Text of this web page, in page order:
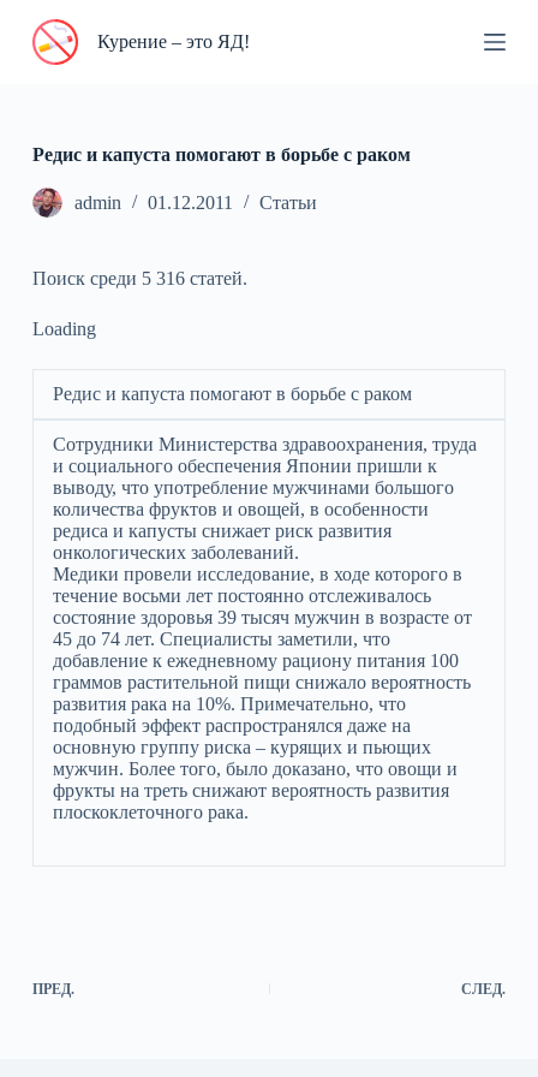
П
и
Курение – это ЯД!
Редис и капуста помогают в борьбе с раком
admin 01.12.2011 Статьи
Поиск среди 5 316 статей.
Loading
Редис и капуста помогают в борьбе с раком
Сотрудники Министерства здравоохранения, труда
и социального обеспечения Японии пришли к
выводу, что употребление мужчинами большого
количества фруктов и овощей, в особенности
редиса и капусты снижает риск развития
онкологических заболеваний.
Медики провели исследование, в ходе которого в
течение восьми лет постоянно отслеживалось
состояние здоровья 39 тысяч мужчин в возрасте от
45 до 74 лет. Специалисты заметили, что
добавление к ежедневному рациону питания 100
граммов растительной пищи снижало вероятность
развития рака на 10%. Примечательно, что
подобный эффект распространялся даже на
основную группу риска – курящих и пьющих
мужчин. Более того, было доказано, что овощи и
фрукты на треть снижают вероятность развития
плоскоклеточного рака.
ПРЕД. СЛЕД.